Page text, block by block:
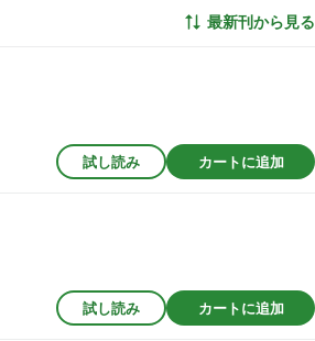
為に結婚したんでね」前の店の主人も現
のような男だった。幸せになれると信じた
最新刊から見る
試し読み カートに追加
試し読み カートに追加